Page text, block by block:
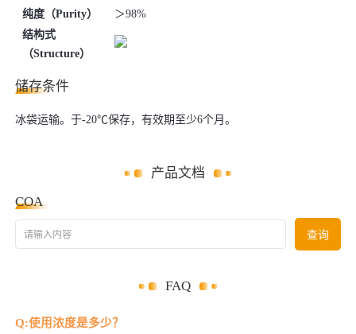
纯度（Purity）
＞98%
结构式
（Structure）
储存条件
冰袋运输。于-20℃保存，有效期至少6个月。
产品文档
COA
请输入内容 查询
FAQ
Q:使用浓度是多少？